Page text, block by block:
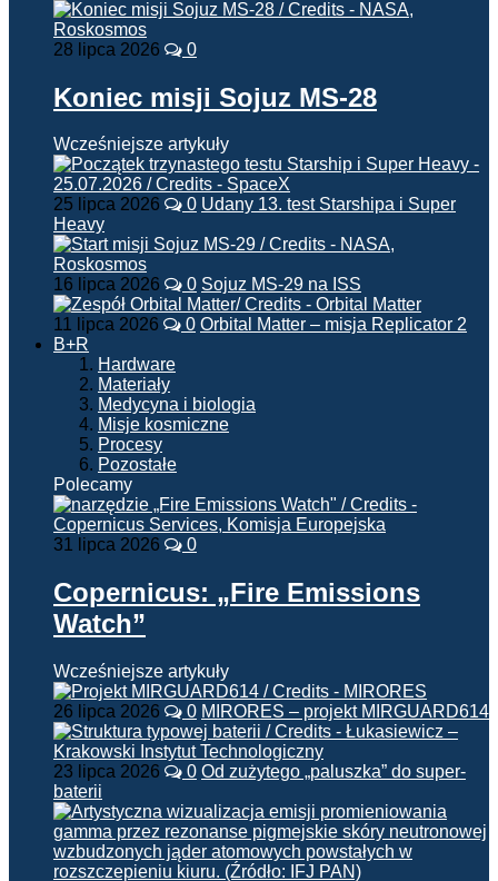
28 lipca 2026 0
Koniec misji Sojuz MS-28
Wcześniejsze artykuły
25 lipca 2026 0 Udany 13. test Starshipa i Super
Heavy
16 lipca 2026 0 Sojuz MS-29 na ISS
11 lipca 2026 0 Orbital Matter – misja Replicator 2
B+R
Hardware
Materiały
Medycyna i biologia
Misje kosmiczne
Procesy
Pozostałe
Polecamy
31 lipca 2026 0
Copernicus: „Fire Emissions
Watch”
Wcześniejsze artykuły
26 lipca 2026 0 MIRORES – projekt MIRGUARD614
23 lipca 2026 0 Od zużytego „paluszka” do super-
baterii